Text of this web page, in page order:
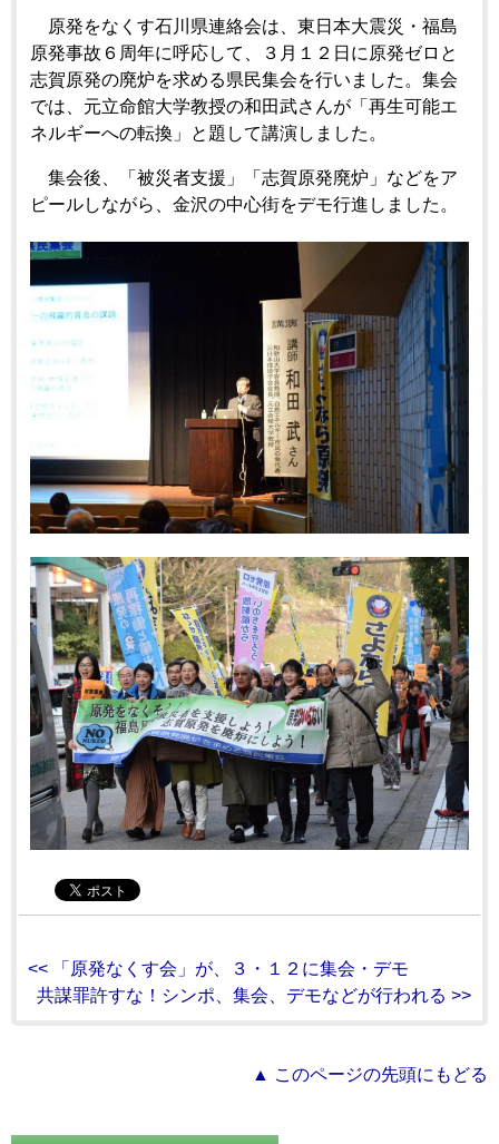
原発をなくす石川県連絡会は、東日本大震災・福島
原発事故６周年に呼応して、３月１２日に原発ゼロと
志賀原発の廃炉を求める県民集会を行いました。集会
では、元立命館大学教授の和田武さんが「再生可能エ
ネルギーへの転換」と題して講演しました。
集会後、「被災者支援」「志賀原発廃炉」などをア
ピールしながら、金沢の中心街をデモ行進しました。
<< 「原発なくす会」が、３・１２に集会・デモ
共謀罪許すな！シンポ、集会、デモなどが行われる >>
▲ このページの先頭にもどる